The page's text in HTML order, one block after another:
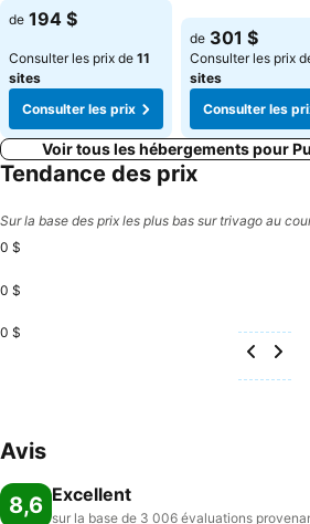
de 194 $
Consulter les prix de 11
sites
Consulter les prix
de 301 $
Consulter les prix
sites
Consulter les
Voir tous les hébergements pour
Tendance des prix
Sur la base des prix les plus bas sur trivago au
0 $
0 $
0 $
Avis
8,6 Excellent
sur la base de 3 006 évaluations